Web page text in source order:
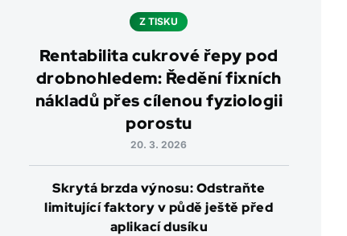
Z TISKU
Rentabilita cukrové řepy pod
drobnohledem: Ředění fixních
nákladů přes cílenou fyziologii
porostu
20. 3. 2026
Skrytá brzda výnosu: Odstraňte
limitující faktory v půdě ještě před
aplikací dusíku